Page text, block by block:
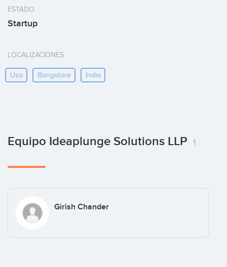
ESTADO
Startup
LOCALIZACIONES
Usa Bangalore India
Equipo Ideaplunge Solutions LLP 1
Girish Chander